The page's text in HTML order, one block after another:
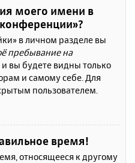
моего имени в
в личном разделе вы
пребывание на
и вы будете видны только
и самому себе. Для
пользователем.
время!
относящееся к другому